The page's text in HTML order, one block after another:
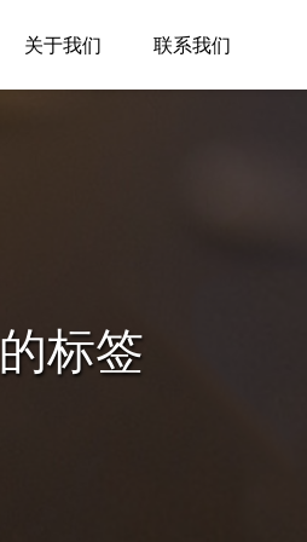
关于我们 联系我们
标签